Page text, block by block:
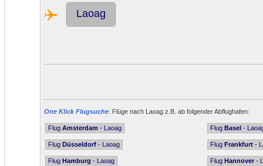
Laoag
One Klick Flugsuche: Flüge nach Laoag z.B. ab folgender Abflughafen:
Flug Amsterdam - Laoag Flug Basel -
Flug Düsseldorf - Laoag Flug Frankfurt -
Flug Hamburg - Laoag Flug Hannover -